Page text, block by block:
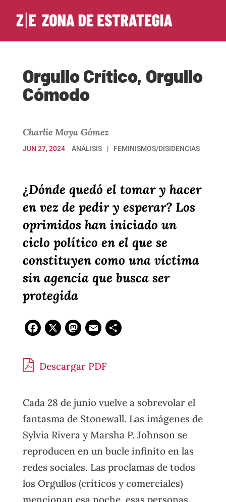
Orgullo Crítico, Orgullo
Cómodo
Charlie Moya Gómez
JUN 27, 2024 ANÁLISIS FEMINISMOS/DISIDENCIAS
¿Dónde quedó el tomar y hacer
en vez de pedir y esperar? Los
oprimidos han iniciado un
ciclo político en el que se
constituyen como una víctima
sin agencia que busca ser
protegida
Facebook
X Mastodon
Email
Descargar PDF
Cada 28 de junio vuelve a sobrevolar el
fantasma de Stonewall. Las imágenes de
Sylvia Rivera y Marsha P. Johnson se
reproducen en un bucle infinito en las
redes sociales. Las proclamas de todos
los Orgullos (críticos y comerciales)
mencionan esa noche, esas personas,